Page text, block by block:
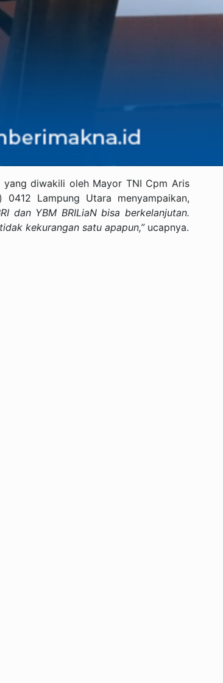
yang diwakili oleh Mayor TNI Cpm Aris
Lampung Utara menyampaikan,
dan YBM BRILiaN bisa berkelanjutan.
kekurangan satu apapun,”ucapnya.